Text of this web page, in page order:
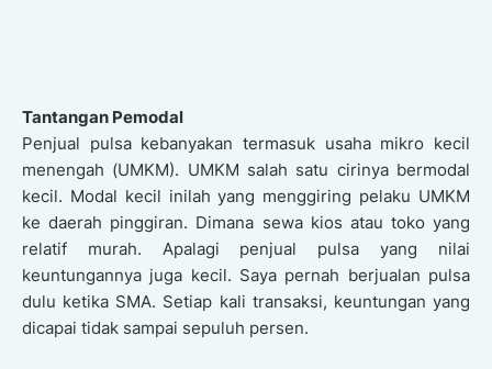
Tantangan Pemodal
Penjual pulsa kebanyakan termasuk usaha mikro kecil
menengah (UMKM). UMKM salah satu cirinya bermodal
kecil. Modal kecil inilah yang menggiring pelaku UMKM
ke daerah pinggiran. Dimana sewa kios atau toko yang
relatif murah. Apalagi penjual pulsa yang nilai
keuntungannya juga kecil. Saya pernah berjualan pulsa
dulu ketika SMA. Setiap kali transaksi, keuntungan yang
dicapai tidak sampai sepuluh persen.